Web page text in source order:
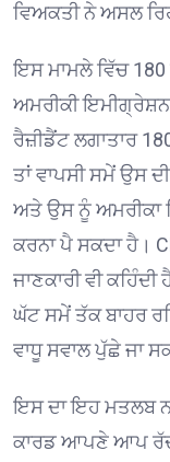
ਵਿਅਕਤੀ ਨੇ ਅਸਲ
ਇਸ ਮਾਮਲੇ ਵਿੱਚ
ਅਮਰੀਕੀ
ਰੈਜ਼ੀਡੈਂਟ ਲਗਾਤਾਰ
ਤਾਂ ਵਾਪਸੀ ਸਮੇਂ ਉਸ
ਅਤੇ ਉਸ ਨੂੰ ਅਮਰੀਕਾ
ਕਰਨਾ ਪੈ ਸਕਦਾ ਹੈ।
ਜਾਣਕਾਰੀ ਵੀ
ਘੱਟ ਸਮੇਂ ਤੱਕ ਬਾਹਰ
ਵਾਧੂ ਸਵਾਲ ਪੁੱਛੇ ਜਾ
ਇਸ ਦਾ ਇਹ ਮਤਲਬ
ਕਾਰਡ ਆਪਣੇ ਆਪ ਰੱਦ